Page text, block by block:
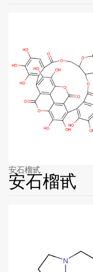
安石榴甙
安石榴甙